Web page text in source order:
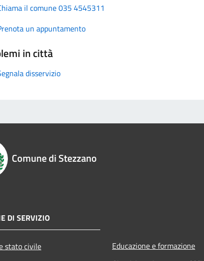
il comune 035 4545311
un appuntamento
in città
disservizio
Comune di Stezzano
DI SERVIZIO
stato civile
Educazione e formazione